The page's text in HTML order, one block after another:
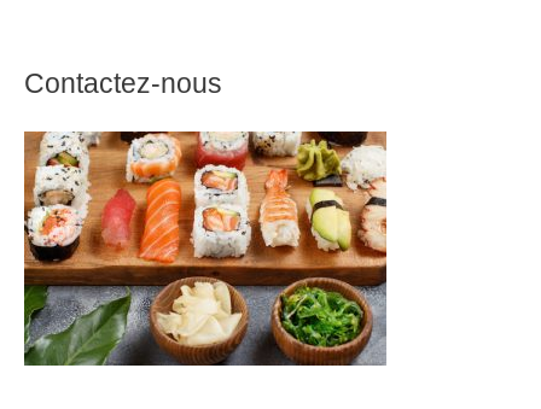
Contactez-nous